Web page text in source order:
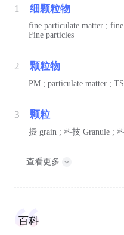
1 细颗粒物
fine particulate matter ;
Fine particles
2 颗粒物
PM ; particulate matter ;
3 颗粒
摄 grain ; 科技 Granule ;
查看更多
百科